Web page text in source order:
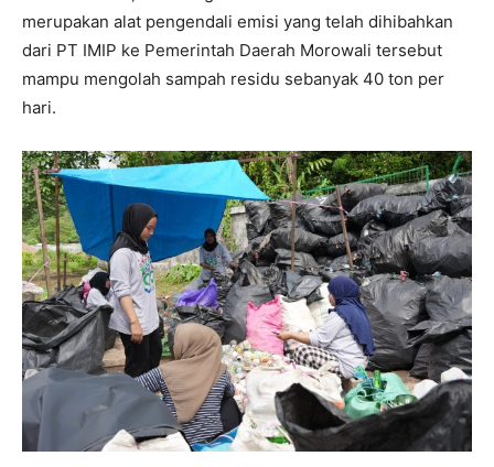
merupakan alat pengendali emisi yang telah dihibahkan
dari PT IMIP ke Pemerintah Daerah Morowali tersebut
mampu mengolah sampah residu sebanyak 40 ton per
hari.